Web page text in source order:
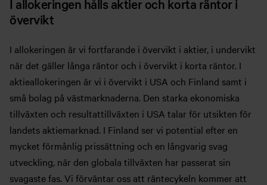
I allokeringen hålls aktier och korta räntor i
övervikt
I allokeringen är vi fortfarande i övervikt i aktier, i undervikt
när det gäller långa räntor och i övervikt i korta räntor. I
aktieallokeringen är vi i övervikt i USA och Finland samt i
små bolag på västmarknaderna. Den starka ekonomiska
tillväxten och resultattillväxten i USA talar för utsikten för
landets aktiemarknad. I Finland ser vi potential efter en
mycket förmånlig prissättning och en långvarig svag
utveckling, när den globala tillväxten har passerat sin
svagaste fas. Vi förväntar oss att räntecykeln kommer att